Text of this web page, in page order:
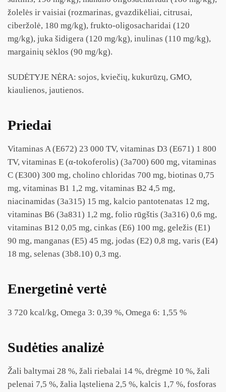
žolelės ir vaisiai (rozmarinas, gvazdikėliai, citrusai,
ciberžolė, 180 mg/kg), frukto-oligosacharidai (120
mg/kg), juka šidigera (120 mg/kg), inulinas (110 mg/kg),
margainių sėklos (90 mg/kg).
SUDĖTYJE NĖRA: sojos, kviečių, kukurūzų, GMO,
kiaulienos, jautienos.
Priedai
Vitaminas A (E672) 23 000 TV, vitaminas D3 (E671) 1 800
TV, vitaminas E (α-tokoferolis) (3a700) 600 mg, vitaminas
C (E300) 300 mg, cholino chloridas 700 mg, biotinas 0,75
mg, vitaminas B1 1,2 mg, vitaminas B2 4,5 mg,
niacinamidas (3a315) 15 mg, kalcio pantotenatas 12 mg,
vitaminas B6 (3a831) 1,2 mg, folio rūgštis (3a316) 0,6 mg,
vitaminas B12 0,05 mg, cinkas (E6) 100 mg, geležis (E1)
90 mg, manganas (E5) 45 mg, jodas (E2) 0,8 mg, varis (E4)
18 mg, selenas (3b8.10) 0,3 mg.
Energetinė vertė
3 720 kcal/kg, Omega 3: 0,39 %, Omega 6: 1,55 %
Sudėties analizė
Žali baltymai 28 %, žali riebalai 14 %, drėgmė 10 %, žali
pelenai 7,5 %, žalia ląsteliena 2,5 %, kalcis 1,7 %, fosforas